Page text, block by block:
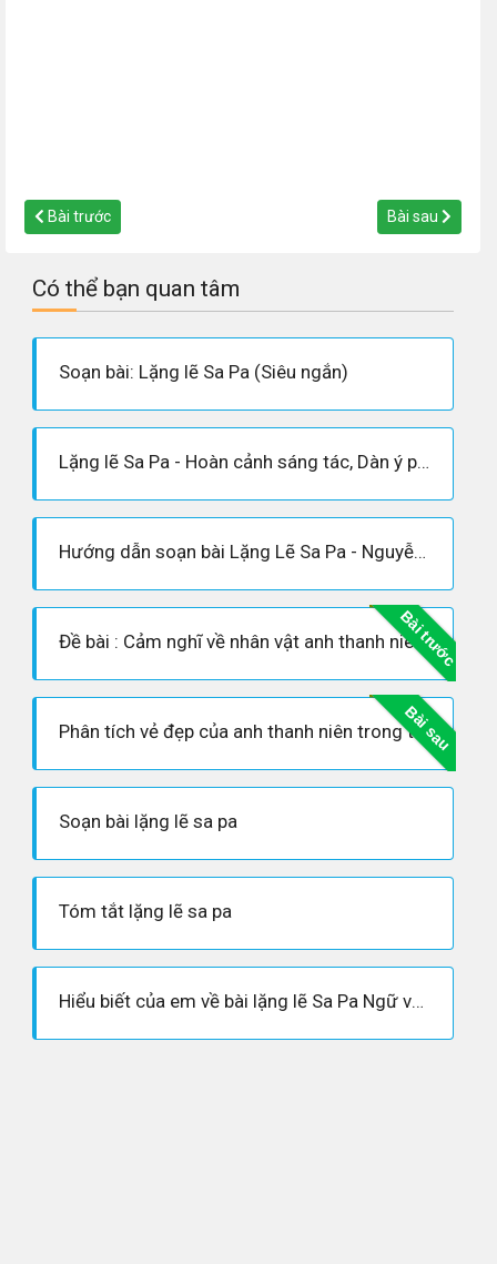
Bài trước Bài sau
Có thể bạn quan tâm
Soạn bài: Lặng lẽ Sa Pa (Siêu ngắn)
Lặng lẽ Sa Pa - Hoàn cảnh sáng tác, Dàn ý phân tích tác phẩm
Hướng dẫn soạn bài Lặng Lẽ Sa Pa - Nguyễn Thành Long
Bài trước
Đề bài : Cảm nghĩ về nhân vật anh thanh niên trong truyện ngắn “Lặng lẽ Sa pa”
Bài sau
Phân tích vẻ đẹp của anh thanh niên trong truyện ngắn Lặng lẽ Sa Pa
Soạn bài lặng lẽ sa pa
Tóm tắt lặng lẽ sa pa
Hiểu biết của em về bài lặng lẽ Sa Pa Ngữ văn 9